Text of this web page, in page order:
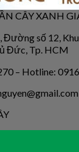
CÂY XANH
Đường số 12,
Đức, Tp. HCM
– Hotline: